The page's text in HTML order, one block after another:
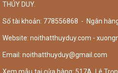
THÚY DUY.
Số tài khoản: 778556868 - Ngân
Website: noithatthuyduy.com -
Email: noithatthuyduy@gmail.com